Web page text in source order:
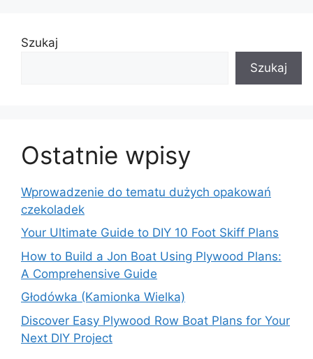
Szukaj
Szukaj
Ostatnie wpisy
Wprowadzenie do tematu dużych opakowań
czekoladek
Your Ultimate Guide to DIY 10 Foot Skiff Plans
How to Build a Jon Boat Using Plywood Plans:
A Comprehensive Guide
Głodówka (Kamionka Wielka)
Discover Easy Plywood Row Boat Plans for Your
Next DIY Project